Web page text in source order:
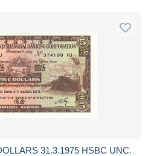
31.3.1975 HSBC UNC.